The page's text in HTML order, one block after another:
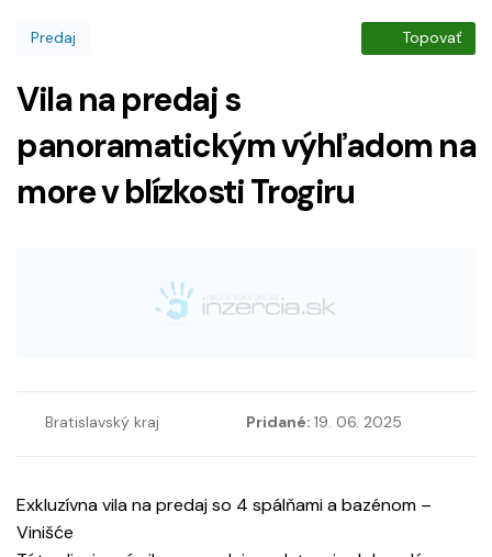
Predaj Topovať
Vila na predaj s
panoramatickým výhľadom na
more v blízkosti Trogiru
Bratislavský kraj Pridané: 19. 06. 2025
Exkluzívna vila na predaj so 4 spálňami a bazénom –
Vinišće